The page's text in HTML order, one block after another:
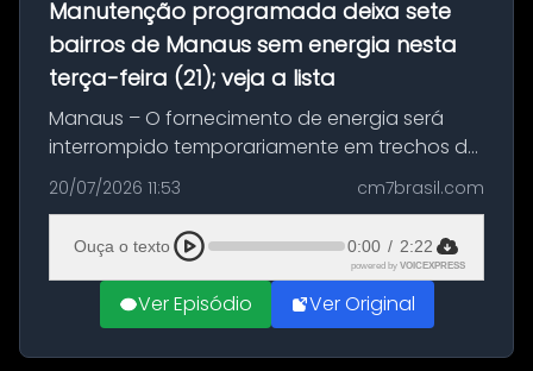
Manutenção programada deixa sete
bairros de Manaus sem energia nesta
terça-feira (21); veja a lista
Manaus – O fornecimento de energia será
interrompido temporariamente em trechos de
sete bairros de Manaus nesta terça-feira (21).
A suspensão programada ocorrerá para a
execução de serviços de manuten...
20/07/2026 11:53 cm7brasil.com
Ouça o texto 0:00 / 2:22
powered by VOICEXPRESS
Ver Episódio Ver Original